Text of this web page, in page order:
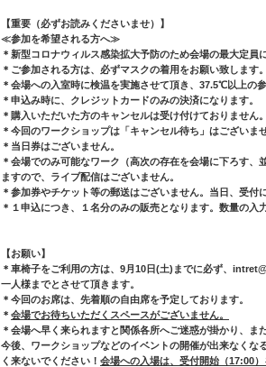
【重要（必ずお読みくださいませ）】
≪参加を希望される方へ≫
＊新型コロナウィルス感染拡大予防のため会場の最大定員
＊ご参加される方は、必ずマスクの着用をお願い致します。
＊会場への入室時に検温を実施させて頂き、37.5℃以上の
＊申込み時に、クレジットカードのみの決済になります。
＊購入いただいた方のキャンセルは受け付けておりません。
＊今回のワークショップは「キャンセル待ち」はございませ
＊当日券はございません。
＊会場でのみ可能なワーク（高次の存在を会場に下ろす
ますので、ライブ配信はございません。
＊参加券やチケット等の郵送はございません。当日、受付
＊１申込につき、１名分のみの販売となります。数量の入
【お願い】
＊車椅子をご利用の方は、9月10日(土)までに必ず、
一人様までとさせて頂きます。
＊今回のお席は、先着順の自由席を予定しております。
＊ 会場でお待ちいただくスペースがございません。
＊会場へ早く来られますと関係各所へご迷惑が掛かり、ま
今後、ワークショップなどのイベントの開催が出来なく
く来ないでください！ 会場への入場は、受付開始（17:00